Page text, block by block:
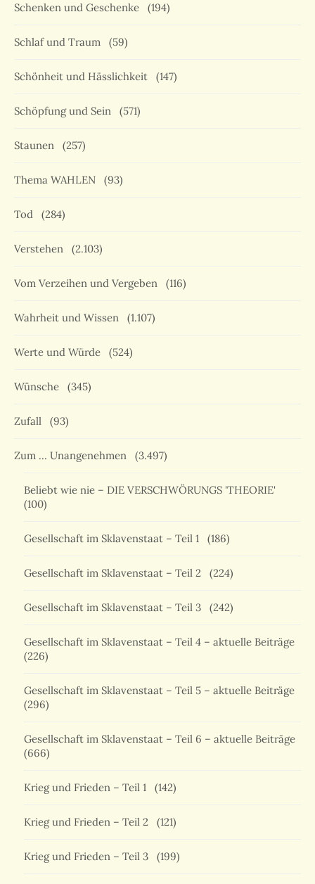
Schenken und Geschenke (194)
Schlaf und Traum (59)
Schönheit und Hässlichkeit (147)
Schöpfung und Sein (571)
Staunen (257)
Thema WAHLEN (93)
Tod (284)
Verstehen (2.103)
Vom Verzeihen und Vergeben (116)
Wahrheit und Wissen (1.107)
Werte und Würde (524)
Wünsche (345)
Zufall (93)
Zum … Unangenehmen (3.497)
Beliebt wie nie – DIE VERSCHWÖRUNGS 'THEORIE'
(100)
Gesellschaft im Sklavenstaat – Teil 1 (186)
Gesellschaft im Sklavenstaat – Teil 2 (224)
Gesellschaft im Sklavenstaat – Teil 3 (242)
Gesellschaft im Sklavenstaat – Teil 4 – aktuelle Beiträge
(226)
Gesellschaft im Sklavenstaat – Teil 5 – aktuelle Beiträge
(296)
Gesellschaft im Sklavenstaat – Teil 6 – aktuelle Beiträge
(666)
Krieg und Frieden – Teil 1 (142)
Krieg und Frieden – Teil 2 (121)
Krieg und Frieden – Teil 3 (199)